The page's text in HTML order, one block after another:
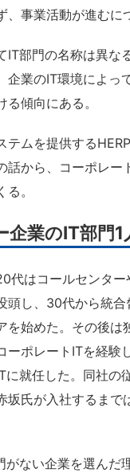
、事業活動が進むに
部門の名称は異な
企業のIT環境によっ
傾向にある。
ムを提供する
話から、コーポレ
。
企業のIT部門1
代はコールセンター
頭し、30代から統
を始めた。その後は
ーポレートITを経験
に就任した。同社の
坂氏が入社するまで
ない企業を選んだ